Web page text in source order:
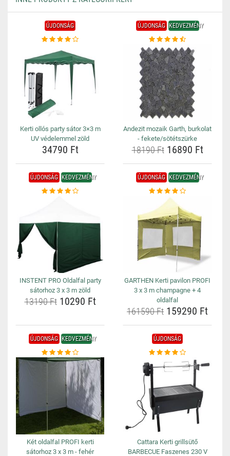
ÚJDONSÁG
Kerti ollós party sátor 3×3 m
UV védelemmel zöld
34790 Ft
ÚJDONSÁG KEDVEZMÉNY
Andezit mozaik Garth, burkolat
- fekete/sötétszürke
18190 Ft16890 Ft
ÚJDONSÁG KEDVEZMÉNY
INSTENT PRO Oldalfal party
sátorhoz 3 x 3 m zöld
13190 Ft10290 Ft
ÚJDONSÁG KEDVEZMÉNY
GARTHEN Kerti pavilon PROFI
3 x 3 m champagne + 4
oldalfal
161590 Ft 159290 Ft
ÚJDONSÁG KEDVEZMÉNY
Két oldalfal PROFI kerti
sátorhoz 3 x 3 m - fehér
ÚJDONSÁG
Cattara Kerti grillsütő
BARBECUE Faszenes 230 V